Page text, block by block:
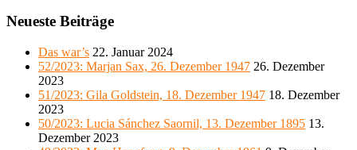
Neueste Beiträge
Das war’s 22. Januar 2024
52/2023: Marjan Sax, 26. Dezember 1947 26. Dezember
2023
51/2023: Gila Goldstein, 18. Dezember 1947 18. Dezember
2023
50/2023: Lucia Sánchez Saornil, 13. Dezember 1895 13.
Dezember 2023